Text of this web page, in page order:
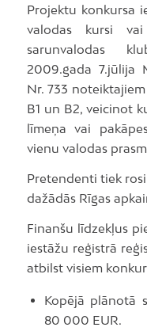
Projektu konkursa
valodas kursi
sarunvalodas
2009.gada 7.jūlija
Nr. 733
B1 un B2, veicinot
līmeņa vai
vienu valodas
Pretendenti tiek
dažādās Rīgas
Finanšu līdzekļus
iestāžu reģistrā
atbilst visiem
Kopējā plānotā
80 000 EUR.